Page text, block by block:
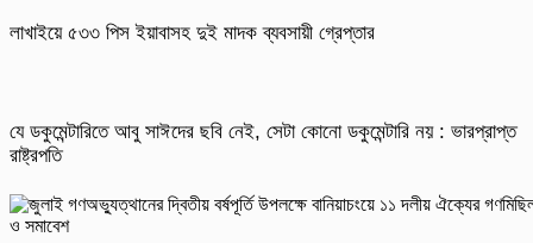
লাখাইয়ে ৫৩৩ পিস ইয়াবাসহ দুই মাদক ব্যবসায়ী গ্রেপ্তার
যে ডকুমেন্টারিতে আবু সাঈদের ছবি নেই, সেটা কোনো ডকুমেন্টারি নয় : ভারপ্রাপ্ত
রাষ্ট্রপতি